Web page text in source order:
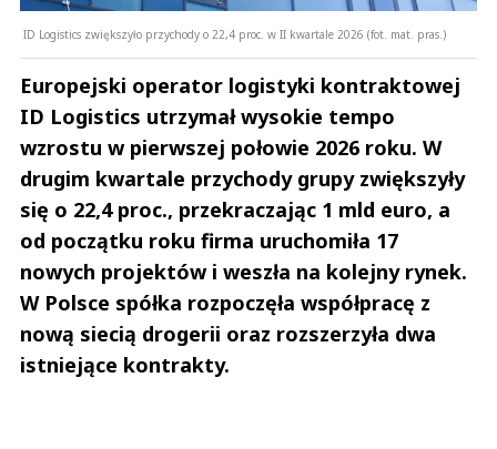
ID Logistics zwiększyło przychody o 22,4 proc. w II kwartale 2026 (fot. mat. pras.)
Europejski operator logistyki kontraktowej
ID Logistics utrzymał wysokie tempo
wzrostu w pierwszej połowie 2026 roku. W
drugim kwartale przychody grupy zwiększyły
się o 22,4 proc., przekraczając 1 mld euro, a
od początku roku firma uruchomiła 17
nowych projektów i weszła na kolejny rynek.
W Polsce spółka rozpoczęła współpracę z
nową siecią drogerii oraz rozszerzyła dwa
istniejące kontrakty.